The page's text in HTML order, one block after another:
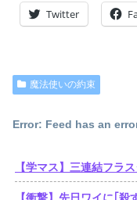
Twitter
魔法使いの約束
Error: Feed has an